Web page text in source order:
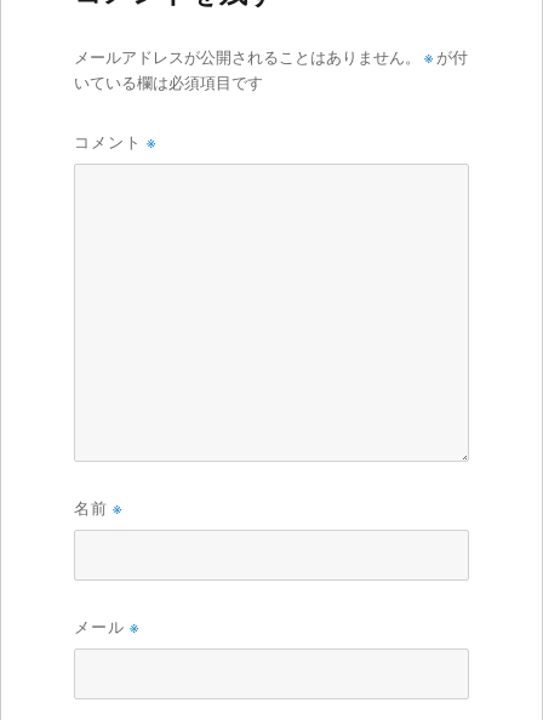
メールアドレスが公開されることはありません。 ※が付
いている欄は必須項目です
コメント ※
名前 ※
メール ※